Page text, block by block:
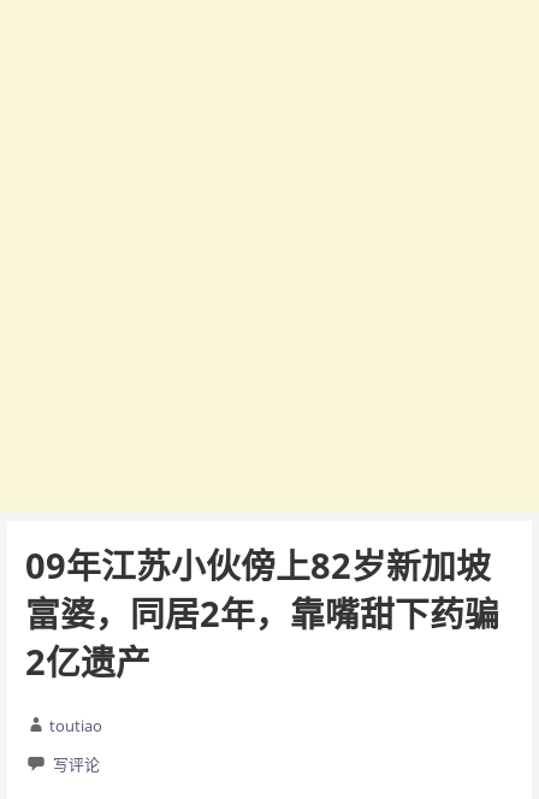
09年江苏小伙傍上82岁新加坡
富婆，同居2年，靠嘴甜下药骗
2亿遗产
toutiao
写评论